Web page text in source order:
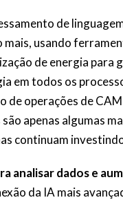
de
mais, usando
de energia para
em todos os
de operações de
são apenas algumas
continuam
analisar dados e
da IA mais